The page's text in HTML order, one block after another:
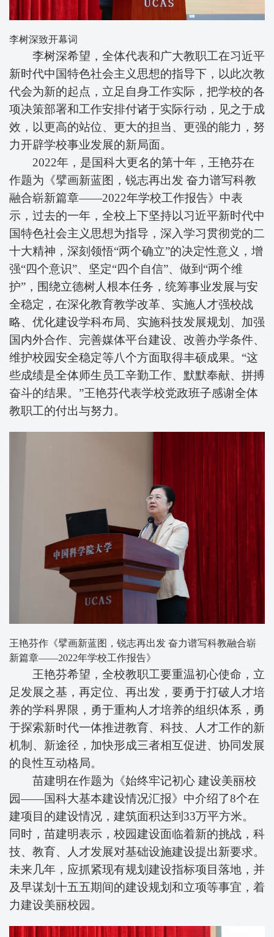
李树深致开幕词
李树深希望，全体代表和广大教职工在习近平
新时代中国特色社会主义思想的指导下，以此次教
代会为新的起点，立足自身工作实际，把学校的各
项决策部署和工作安排付诸于实际行动，见之于成
效，以更高的站位、更大的担当、更强的能力，努
力开辟学校事业发展的新局面。
2022年，是国科大更名的第十年，王艳芬在
作题为《擘画新蓝图，锐志再出发 奋力谱写科教
融合崭新篇章——2022年学校工作报告》中表
示，过去的一年，全校上下坚持以习近平新时代中
国特色社会主义思想为指导，深入学习贯彻党的二
十大精神，深刻领悟“两个确立”的决定性意义，增
强“四个意识”、坚定“四个自信”、做到“两个维
护”，围绕立德树人根本任务，统筹事业发展与安
全稳定，在深化教育教学改革、实施人才强校战
略、优化建设学科布局、实施科技发展规划、加强
国内外合作、完善媒体平台建设、改善办学条件、
维护校园安全稳定等八个方面取得丰硕成果。“这
些成绩是全体师生员工辛勤工作、默默奉献、拼搏
奋斗的结果。”王艳芬代表学校党政班子感谢全体
教职工的付出与努力。
王艳芬作《擘画新蓝图，锐志再出发 奋力谱写科教融合崭
新篇章——2022年学校工作报告》
王艳芬希望，全校教职工要重温初心使命，立
足发展之基，再定位、再出发，要勇于打破人才培
养的学科界限，勇于重构人才培养的组织体系，勇
于探索新时代一体推进教育、科技、人才工作的新
机制、新途径，加快形成三者相互促进、协同发展
的良性互动格局。
苗建明在作题为《始终牢记初心 建设美丽校
园——国科大基本建设情况汇报》中介绍了8个在
建项目的建设情况，建筑面积达到33万平方米。
同时，苗建明表示，校园建设面临着新的挑战，科
技、教育、人才发展对基础设施建设提出新要求。
未来几年，应抓紧现有规划建设指标项目落地，并
及早谋划十五五期间的建设规划和立项等事宜，着
力建设美丽校园。